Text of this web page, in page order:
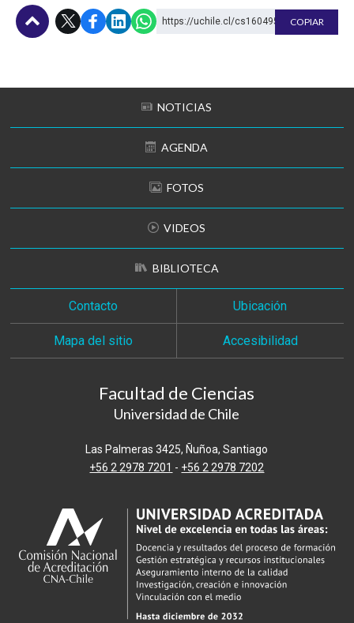
https://uchile.cl/cs160495 COPIAR
NOTICIAS
AGENDA
FOTOS
VIDEOS
BIBLIOTECA
Contacto Ubicación
Mapa del sitio Accesibilidad
Facultad de Ciencias
Universidad de Chile
Las Palmeras 3425, Ñuñoa, Santiago
+56 2 2978 7201 - +56 2 2978 7202